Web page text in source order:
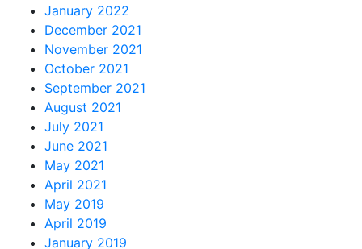
January 2022
December 2021
November 2021
October 2021
September 2021
August 2021
July 2021
June 2021
May 2021
April 2021
May 2019
April 2019
January 2019